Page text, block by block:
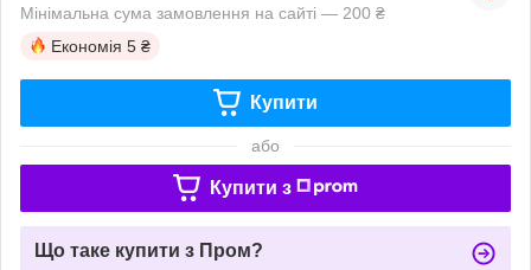
Мінімальна сума замовлення на сайті — 200 ₴
Економія 5 ₴
Купити
або
Купити з
Що таке купити з Пром?